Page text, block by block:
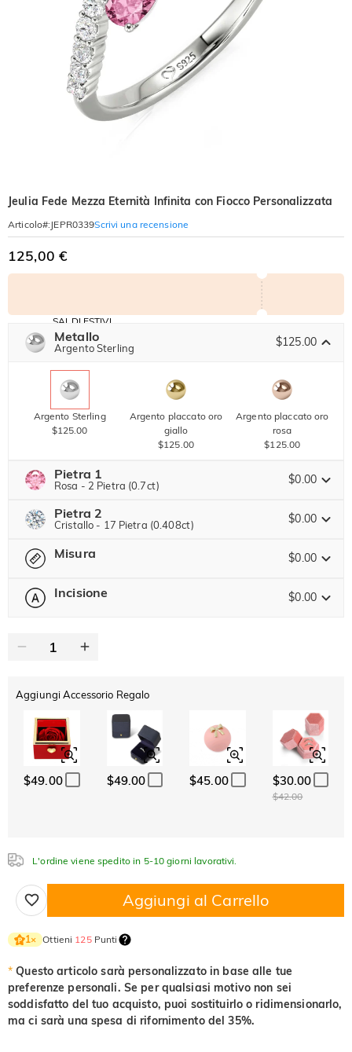
Jeulia Fede Mezza Eternità Infinita con Fiocco Personalizzata
Articolo#: JEPR0339Scrivi una recensione
125,00 €
SALDI ESTIVI
-10%
SU TUTTO
SUL 2°
Metallo
Argento Sterling $125.00
Argento Sterling
$125.00
Argento placcato oro
giallo
$125.00
Argento placcato oro
rosa
$125.00
Pietra 1
Rosa - 2 Pietra (0.7ct) $0.00
Pietra preziosa di Jeulia
$145.00
Pietra di Jeulia
Acquamarina
$0.00
Smeraldo
Rosa
Nero fantasia
Giallo fantasia
$0.00
Pietra 2
Cristallo - 17 Pietra (0.408ct) $0.00
Pietra preziosa di Jeulia
Pietra di Jeulia
$0.00
Acquamarina
Smeraldo
Rosa
$0.00
Fucsia
Peridoto
Nero fantasia
Misura $0.00
-- Seleziona -- Guida alle Taglie
Incisione $0.00
Testo
Carattere
Classico Italico Corsivo
Aggiungi Accessorio Regalo
$49.00 $49.00 $45.00 $30.00
$42.00
L'ordine viene spedito in 5-10 giorni lavorativi.
Aggiungi al Carrello
1× Ottieni 125Punti
* Questo articolo sarà personalizzato in base alle tue
preferenze personali. Se per qualsiasi motivo non sei
soddisfatto del tuo acquisto, puoi sostituirlo o ridimensionarlo,
ma ci sarà una spesa di rifornimento del 35%.